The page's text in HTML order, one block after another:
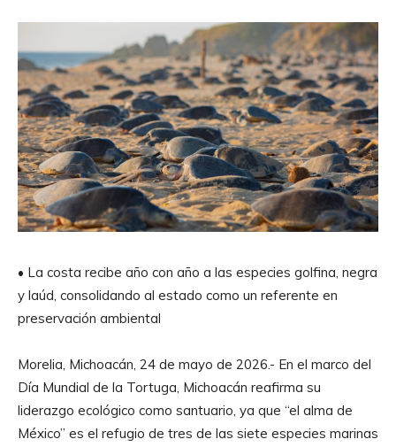
• La costa recibe año con año a las especies golfina, negra
y laúd, consolidando al estado como un referente en
preservación ambiental
Morelia, Michoacán, 24 de mayo de 2026.- En el marco del
Día Mundial de la Tortuga, Michoacán reafirma su
liderazgo ecológico como santuario, ya que “el alma de
México” es el refugio de tres de las siete especies marinas